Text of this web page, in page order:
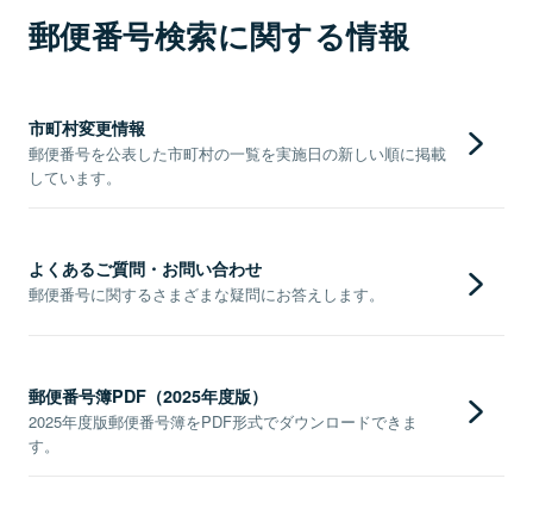
郵便番号検索に関する情報
市町村変更情報
郵便番号を公表した市町村の一覧を実施日の新しい順に掲載
しています。
よくあるご質問・お問い合わせ
郵便番号に関するさまざまな疑問にお答えします。
郵便番号簿PDF（2025年度版）
2025年度版郵便番号簿をPDF形式でダウンロードできま
す。